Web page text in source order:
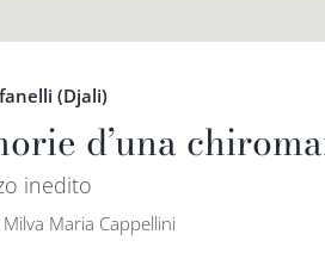
(Djali)
d’una
inedito
Maria Cappellini